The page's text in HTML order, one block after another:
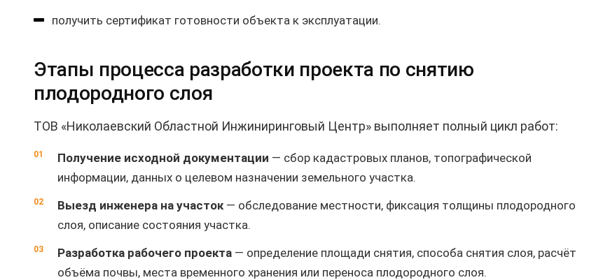
получить сертификат готовности объекта к эксплуатации.
Этапы процесса разработки проекта по снятию
плодородного слоя
ТОВ «Николаевский Областной Инжиниринговый Центр» выполняет полный цикл работ:
Получение исходной документации — сбор кадастровых планов, топографической
информации, данных о целевом назначении земельного участка.
Выезд инженера на участок— обследование местности, фиксация толщины плодородного
слоя, описание состояния участка.
Разработка рабочего проекта — определение площади снятия, способа снятия слоя, расчёт
объёма почвы, места временного хранения или переноса плодородного слоя.